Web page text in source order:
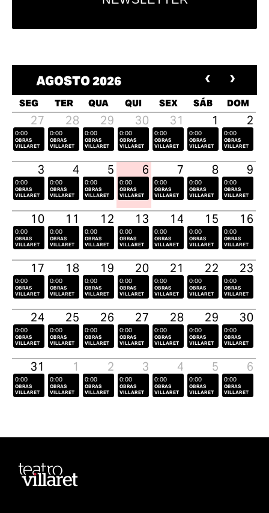
AGOSTO 2026
SEG TER QUA QUI SEX SÁB DOM
27 28 29 30 31 1 2
0:00
OBRAS
VILLARET
0:00
OBRAS
VILLARET
0:00
OBRAS
VILLARET
0:00
OBRAS
VILLARET
0:00
OBRAS
VILLARET
0:00
OBRAS
VILLARET
0:00
OBRAS
VILLARET
3 4 5 6 7 8 9
0:00
OBRAS
VILLARET
0:00
OBRAS
VILLARET
0:00
OBRAS
VILLARET
0:00
OBRAS
VILLARET
0:00
OBRAS
VILLARET
0:00
OBRAS
VILLARET
0:00
OBRAS
VILLARET
10 11 12 13 14 15 16
0:00
OBRAS
VILLARET
0:00
OBRAS
VILLARET
0:00
OBRAS
VILLARET
0:00
OBRAS
VILLARET
0:00
OBRAS
VILLARET
0:00
OBRAS
VILLARET
0:00
OBRAS
VILLARET
17 18 19 20 21 22 23
0:00
OBRAS
VILLARET
0:00
OBRAS
VILLARET
0:00
OBRAS
VILLARET
0:00
OBRAS
VILLARET
0:00
OBRAS
VILLARET
0:00
OBRAS
VILLARET
0:00
OBRAS
VILLARET
24 25 26 27 28 29 30
0:00
OBRAS
VILLARET
0:00
OBRAS
VILLARET
0:00
OBRAS
VILLARET
0:00
OBRAS
VILLARET
0:00
OBRAS
VILLARET
0:00
OBRAS
VILLARET
0:00
OBRAS
VILLARET
31 1 2 3 4 5 6
0:00
OBRAS
VILLARET
0:00
OBRAS
VILLARET
0:00
OBRAS
VILLARET
0:00
OBRAS
VILLARET
0:00
OBRAS
VILLARET
0:00
OBRAS
VILLARET
0:00
OBRAS
VILLARET